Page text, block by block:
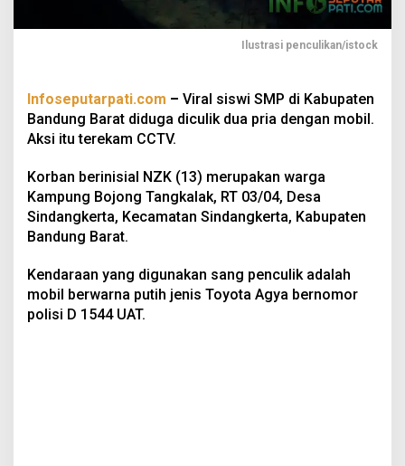
Ilustrasi penculikan/istock
Infoseputarpati.com – Viral siswi SMP di Kabupaten
Bandung Barat diduga diculik dua pria dengan mobil.
Aksi itu terekam CCTV.
Korban berinisial NZK (13) merupakan warga
Kampung Bojong Tangkalak, RT 03/04, Desa
Sindangkerta, Kecamatan Sindangkerta, Kabupaten
Bandung Barat.
Kendaraan yang digunakan sang penculik adalah
mobil berwarna putih jenis Toyota Agya bernomor
polisi D 1544 UAT.